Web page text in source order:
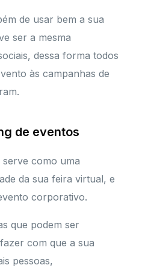
de usar bem a sua
ser a mesma
dessa forma todos
às campanhas de
de eventos
como uma
da sua feira virtual, e
corporativo.
que podem ser
com que a sua
pessoas,